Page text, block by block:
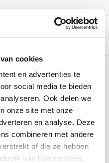
cookies
en advertenties te
social media te bieden
Ook delen we
onze site met onze
en analyse. Deze
combineren met andere
of die ze hebben
van hun services.
HIER